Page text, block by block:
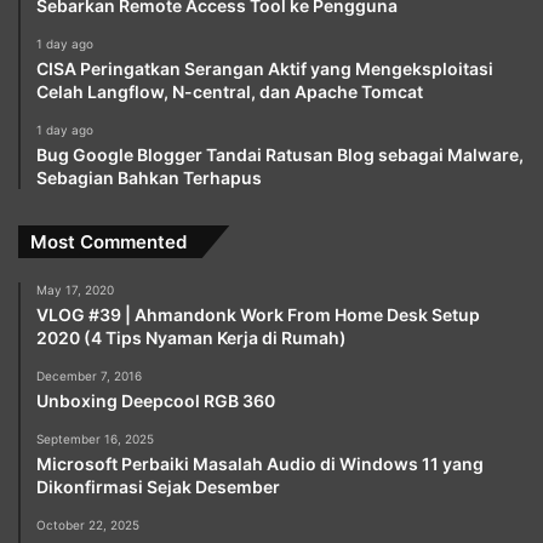
Sebarkan Remote Access Tool ke Pengguna
1 day ago
CISA Peringatkan Serangan Aktif yang Mengeksploitasi
Celah Langflow, N-central, dan Apache Tomcat
1 day ago
Bug Google Blogger Tandai Ratusan Blog sebagai Malware,
Sebagian Bahkan Terhapus
Most Commented
May 17, 2020
VLOG #39 | Ahmandonk Work From Home Desk Setup
2020 (4 Tips Nyaman Kerja di Rumah)
December 7, 2016
Unboxing Deepcool RGB 360
September 16, 2025
Microsoft Perbaiki Masalah Audio di Windows 11 yang
Dikonfirmasi Sejak Desember
October 22, 2025